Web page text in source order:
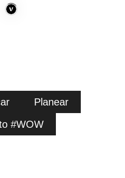
Planear
#WOW